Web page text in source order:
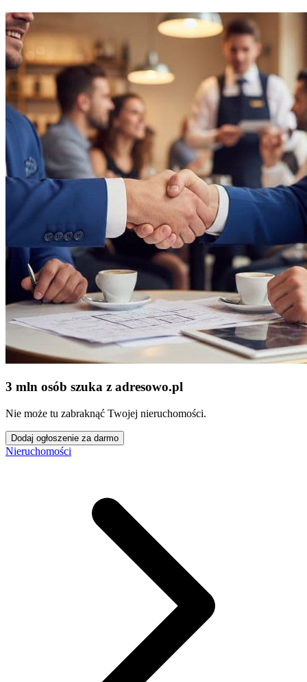
3 mln osób szuka z adresowo.pl
Nie może tu zabraknąć Twojej nieruchomości.
Dodaj ogłoszenie za darmo
Nieruchomości